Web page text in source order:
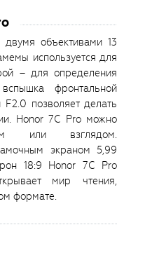
объективами 13
используется для
– для определения
фронтальной
позволяет делать
Honor 7C Pro можно
или взглядом.
экраном 5,99
18:9 Honor 7C Pro
мир чтения,
формате.